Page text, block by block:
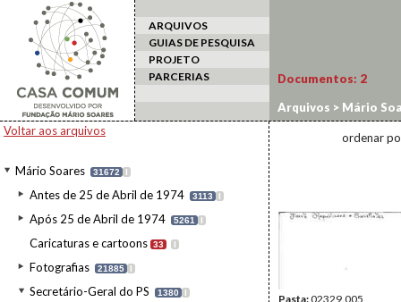
ARQUIVOS
GUIAS DE PESQUISA
PROJETO
PARCERIAS
Voltar aos arquivos
Mário Soares 31672 I
Antes de 25 de Abril de 1974 3113 I
Após 25 de Abril de 1974 5261 I
Caricaturas e cartoons 33 I
Fotografias 21885 I
Secretário-Geral do PS 1380 I
Documentos: 2
Arquivos > Mário
ordenar
Pasta:02329.005